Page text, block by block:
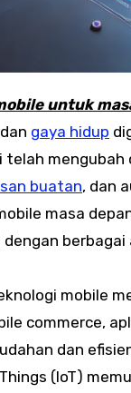
untuk
gaya hidup
telah
buatan, dan
masa
berbagai
mobile
commerce,
dan
(IoT)